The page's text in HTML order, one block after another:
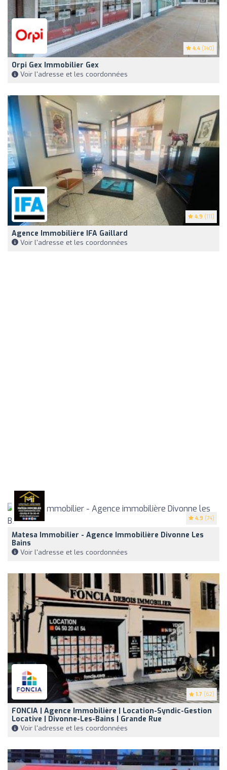
4.4 (140)
Orpi Gex Immobilier Gex
Voir l'adresse et les coordonnées
4.9 (111)
Agence Immobilière IFA Gaillard
Voir l'adresse et les coordonnées
4.9 (74)
Matesa Immobilier - Agence Immobilière Divonne Les
Bains
Voir l'adresse et les coordonnées
1.7 (62)
FONCIA | Agence Immobilière | Location-Syndic-Gestion
Locative | Divonne-Les-Bains | Grande Rue
Voir l'adresse et les coordonnées